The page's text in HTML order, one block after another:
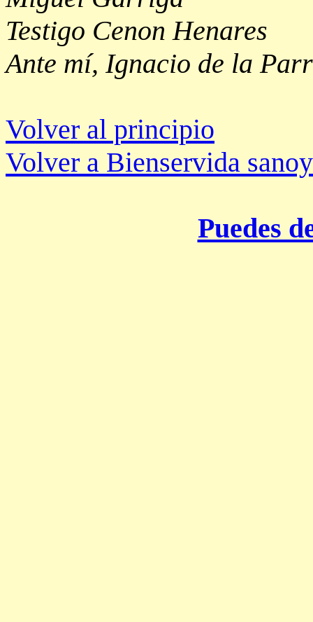
Testigo Cenon Henares
Ante mí, Ignacio de la
Volver al principio
Volver a Bienservida
Puedes